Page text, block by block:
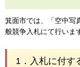
箕面市では、「空中写
般競争入札にて行いま
1．入札に付す